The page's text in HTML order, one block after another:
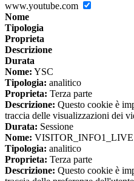
www.youtube.com
Nome
Tipologia
Proprieta
Descrizione
Durata
Nome: YSC
Tipologia: analitico
Proprieta: Terza parte
Descrizione: Questo cookie è
traccia delle visualizzazioni dei
Durata: Sessione
Nome: VISITOR_INFO1_LIVE
Tipologia: analitico
Proprieta: Terza parte
Descrizione: Questo cookie è